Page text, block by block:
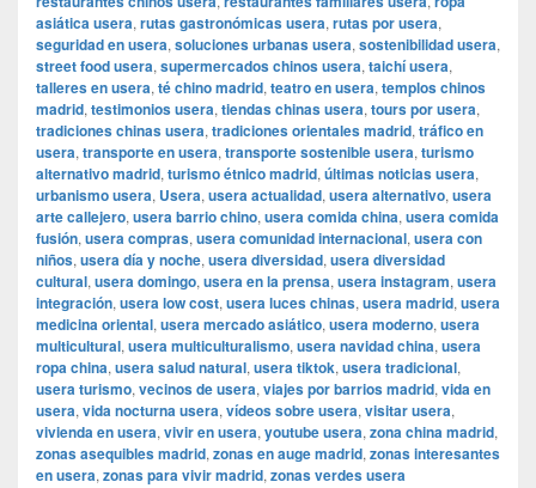
asiática usera, rutas gastronómicas usera, rutas por usera,
seguridad en usera, soluciones urbanas usera, sostenibilidad usera,
street food usera, supermercados chinos usera, taichí usera,
talleres en usera, té chino madrid, teatro en usera, templos chinos
madrid, testimonios usera, tiendas chinas usera, tours por usera,
tradiciones chinas usera, tradiciones orientales madrid, tráfico en
usera, transporte en usera, transporte sostenible usera, turismo
alternativo madrid, turismo étnico madrid, últimas noticias usera,
urbanismo usera, Usera, usera actualidad, usera alternativo, usera
arte callejero, usera barrio chino, usera comida china, usera comida
fusión, usera compras, usera comunidad internacional, usera con
niños, usera día y noche, usera diversidad, usera diversidad
cultural, usera domingo, usera en la prensa, usera instagram, usera
integración, usera low cost, usera luces chinas, usera madrid, usera
medicina oriental, usera mercado asiático, usera moderno, usera
multicultural, usera multiculturalismo, usera navidad china, usera
ropa china, usera salud natural, usera tiktok, usera tradicional,
usera turismo, vecinos de usera, viajes por barrios madrid, vida en
usera, vida nocturna usera, vídeos sobre usera, visitar usera,
vivienda en usera, vivir en usera, youtube usera, zona china madrid,
zonas asequibles madrid, zonas en auge madrid, zonas interesantes
en usera, zonas para vivir madrid, zonas verdes usera